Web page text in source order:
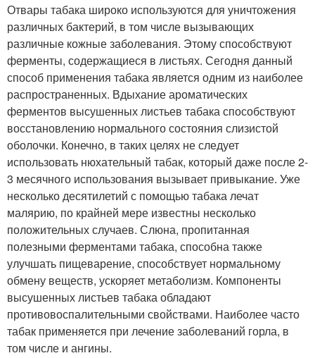
Отвары табака широко используются для уничтожения
различных бактерий, в том числе вызывающих
различные кожные заболевания. Этому способствуют
ферменты, содержащиеся в листьях. Сегодня данный
способ применения табака является одним из наиболее
распространенных. Вдыхание ароматических
ферментов высушенных листьев табака способствуют
восстановлению нормального состояния слизистой
оболочки. Конечно, в таких целях не следует
использовать нюхательный табак, который даже после 2-
3 месячного использования вызывает привыкание. Уже
несколько десятилетий с помощью табака лечат
малярию, по крайней мере известны несколько
положительных случаев. Слюна, пропитанная
полезными ферментами табака, способна также
улучшать пищеварение, способствует нормальному
обмену веществ, ускоряет метаболизм. Компоненты
высушенных листьев табака обладают
противовоспалительными свойствами. Наиболее часто
табак применяется при лечение заболеваний горла, в
том числе и ангины.